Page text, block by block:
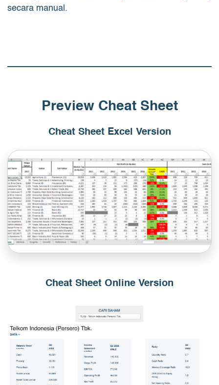
secara manual.
Preview Cheat Sheet
Cheat Sheet Excel Version
Cheat Sheet Online Version